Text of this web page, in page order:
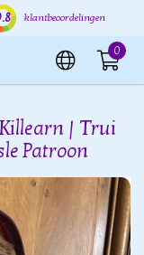
binnen 24 uur
klantbeoordelingen
0
| Trui
Patroon